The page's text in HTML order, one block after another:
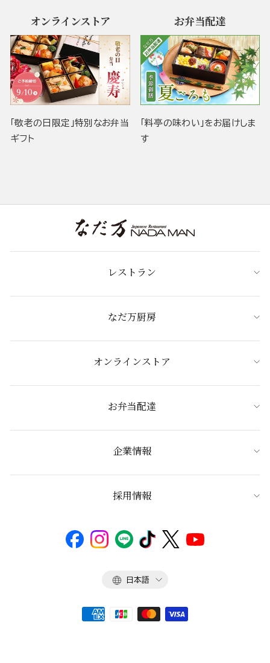
オンラインストア
「敬老の日限定」特別なお弁当
ギフト
お弁当配達
「料亭の味わい」をお届けしま
す
レストラン
なだ万厨房
オンラインストア
お弁当配達
企業情報
採用情報
言
日本語